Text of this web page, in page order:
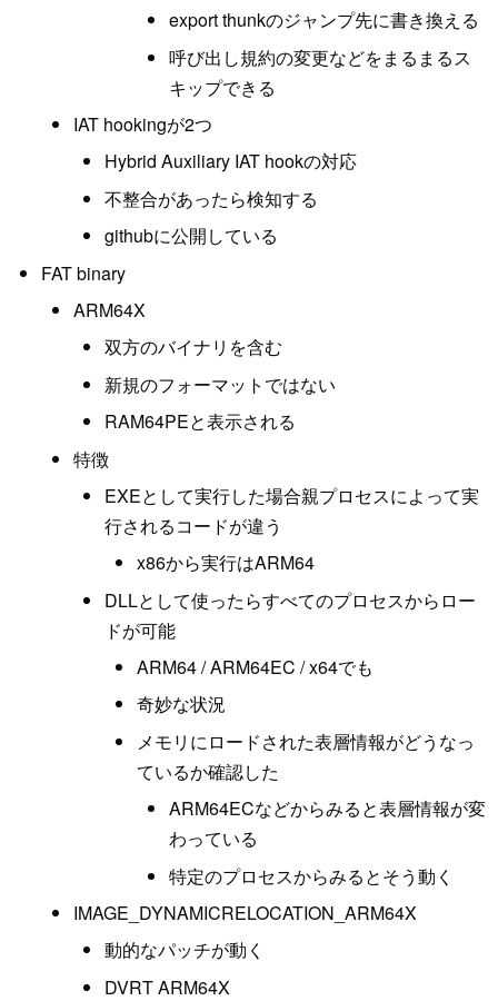
export thunkのジャンプ先に書き換える
呼び出し規約の変更などをまるまるス
キップできる
IAT hookingが2つ
Hybrid Auxiliary IAT hookの対応
不整合があったら検知する
githubに公開している
FAT binary
ARM64X
双方のバイナリを含む
新規のフォーマットではない
RAM64PEと表示される
特徴
EXEとして実行した場合親プロセスによって実
行されるコードが違う
x86から実行はARM64
DLLとして使ったらすべてのプロセスからロー
ドが可能
ARM64 / ARM64EC / x64でも
奇妙な状況
メモリにロードされた表層情報がどうなっ
ているか確認した
ARM64ECなどからみると表層情報が変
わっている
特定のプロセスからみるとそう動く
IMAGE_DYNAMICRELOCATION_ARM64X
動的なパッチが動く
DVRT ARM64X